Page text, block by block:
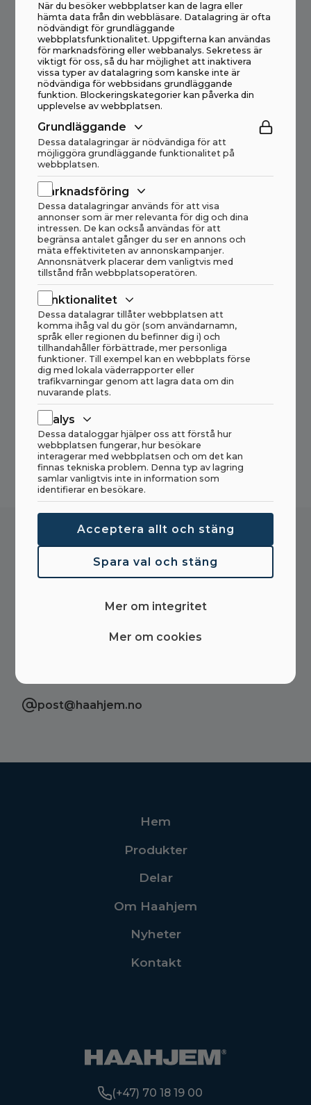
Vill du veta mer om denna produkt? Hör av dig
så hjälper vi dig med det du undrar över!
(+47) 70 18 19 00
post@haahjem.no
(+47) 70 18 19 00
Hem
Produkter
Delar
Om Haahjem
Nyheter
Kontakt
När du besöker webbplatser kan de lagra eller
hämta data från din webbläsare. Datalagring är ofta
nödvändigt för grundläggande
webbplatsfunktionalitet. Uppgifterna kan användas
för marknadsföring eller webbanalys. Sekretess är
viktigt för oss, så du har möjlighet att inaktivera
vissa typer av datalagring som kanske inte är
nödvändiga för webbsidans grundläggande
funktion. Blockeringskategorier kan påverka din
upplevelse av webbplatsen.
Grundläggande
Dessa datalagringar är nödvändiga för att
möjliggöra grundläggande funktionalitet på
webbplatsen.
Marknadsföring
Dessa datalagringar används för att visa
annonser som är mer relevanta för dig och dina
intressen. De kan också användas för att
begränsa antalet gånger du ser en annons och
mäta effektiviteten av annonskampanjer.
Annonsnätverk placerar dem vanligtvis med
tillstånd från webbplatsoperatören.
Funktionalitet
Dessa datalagrar tillåter webbplatsen att
komma ihåg val du gör (som användarnamn,
språk eller regionen du befinner dig i) och
tillhandahåller förbättrade, mer personliga
funktioner. Till exempel kan en webbplats förse
dig med lokala väderrapporter eller
trafikvarningar genom att lagra data om din
nuvarande plats.
Analys
Dessa dataloggar hjälper oss att förstå hur
webbplatsen fungerar, hur besökare
interagerar med webbplatsen och om det kan
finnas tekniska problem. Denna typ av lagring
samlar vanligtvis inte in information som
identifierar en besökare.
Acceptera allt och stäng
Spara val och stäng
Mer om integritet
Mer om cookies